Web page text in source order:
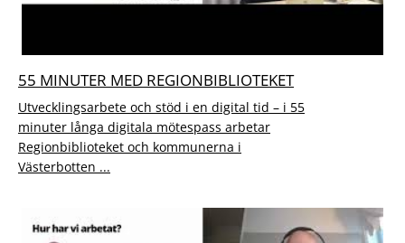
55 MINUTER MED REGIONBIBLIOTEKET
Utvecklingsarbete och stöd i en digital tid – i 55
minuter långa digitala mötespass arbetar
Regionbiblioteket och kommunerna i
Västerbotten ...